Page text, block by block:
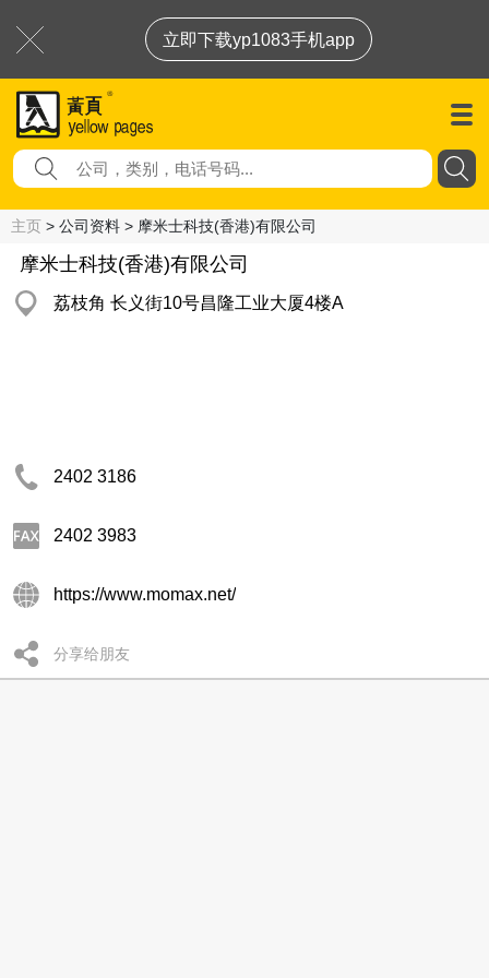
立即下载yp1083手机app
主页 > 公司资料 > 摩米士科技(香港)有限公司
摩米士科技(香港)有限公司
荔枝角 长义街10号昌隆工业大厦4楼A
2402 3186
2402 3983
https://www.momax.net/
分享给朋友